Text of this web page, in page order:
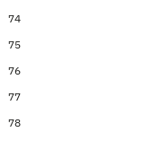
74
75
76
77
78